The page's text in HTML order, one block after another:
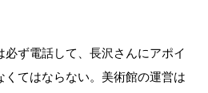
必ず電話して、長沢さんにアポイ
くてはならない。美術館の運営は